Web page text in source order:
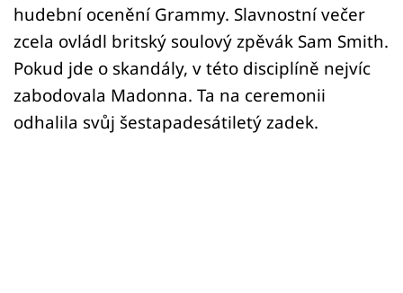
hudební ocenění Grammy. Slavnostní večer
zcela ovládl britský soulový zpěvák Sam Smith.
Pokud jde o skandály, v této disciplíně nejvíc
zabodovala Madonna. Ta na ceremonii
odhalila svůj šestapadesátiletý zadek.